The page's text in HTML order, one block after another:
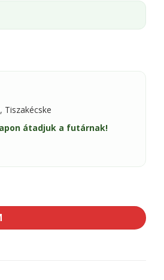
Tiszakécske
átadjuk a futárnak!